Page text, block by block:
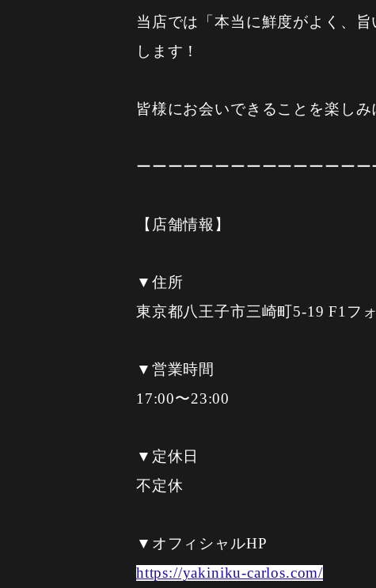
当店では「本当に鮮度がよく、
します！
皆様にお会いできることを楽しみ
ーーーーーーーーーーーーーーー
【店舗情報】
▼住所
東京都八王子市三崎町5-19 F1フ
▼営業時間
17:00〜23:00
▼定休日
不定休
▼オフィシャルHP
https://yakiniku-carlos.com/